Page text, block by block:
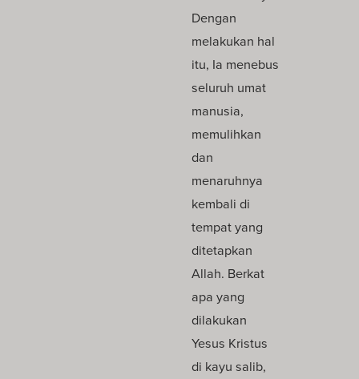
Dengan
melakukan hal
itu, Ia menebus
seluruh umat
manusia,
memulihkan
dan
menaruhnya
kembali di
tempat yang
ditetapkan
Allah. Berkat
apa yang
dilakukan
Yesus Kristus
di kayu salib,